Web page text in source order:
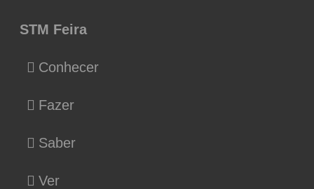
STM Feira
Conhecer
Fazer
Saber
Ver